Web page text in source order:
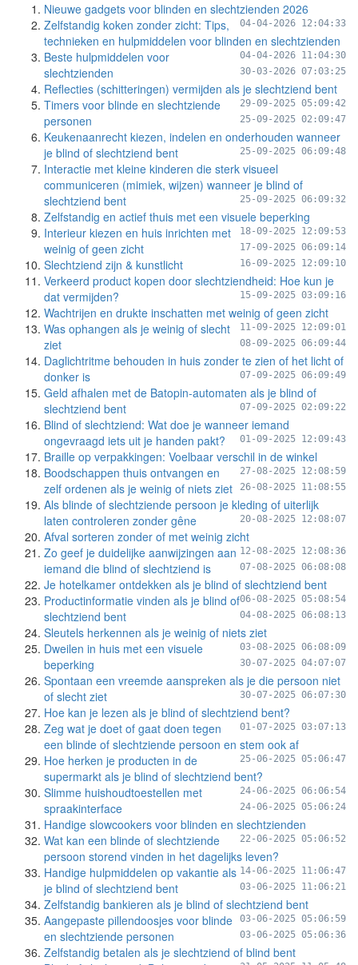
Nieuwe gadgets voor blinden en slechtzienden 2026
04-04-2026 12:04:33
Zelfstandig koken zonder zicht: Tips,
technieken en hulpmiddelen voor blinden en slechtzienden
04-04-2026 11:04:30
Beste hulpmiddelen voor
slechtzienden
30-03-2026 07:03:25
Reflecties (schitteringen) vermijden als je slechtziend bent
29-09-2025 05:09:42
Timers voor blinde en slechtziende
personen
25-09-2025 02:09:47
Keukenaanrecht kiezen, indelen en onderhouden wanneer
je blind of slechtziend bent
25-09-2025 06:09:48
Interactie met kleine kinderen die sterk visueel
communiceren (mimiek, wijzen) wanneer je blind of
slechtziend bent
25-09-2025 06:09:32
Zelfstandig en actief thuis met een visuele beperking
18-09-2025 12:09:53
Interieur kiezen en huis inrichten met
weinig of geen zicht
17-09-2025 06:09:14
Slechtziend zijn & kunstlicht 16-09-2025 12:09:10
Verkeerd product kopen door slechtziendheid: Hoe kun je
dat vermijden?
15-09-2025 03:09:16
Wachtrijen en drukte inschatten met weinig of geen zicht
11-09-2025 12:09:01
Was ophangen als je weinig of slecht
ziet
08-09-2025 06:09:44
Daglichtritme behouden in huis zonder te zien of het licht of
donker is
07-09-2025 06:09:49
Geld afhalen met de Batopin-automaten als je blind of
slechtziend bent
07-09-2025 02:09:22
Blind of slechtziend: Wat doe je wanneer iemand
ongevraagd iets uit je handen pakt?
01-09-2025 12:09:43
Braille op verpakkingen: Voelbaar verschil in de winkel
27-08-2025 12:08:59
Boodschappen thuis ontvangen en
zelf ordenen als je weinig of niets ziet
26-08-2025 11:08:55
Als blinde of slechtziende persoon je kleding of uiterlijk
laten controleren zonder gêne
20-08-2025 12:08:07
Afval sorteren zonder of met weinig zicht
12-08-2025 12:08:36
Zo geef je duidelijke aanwijzingen aan
iemand die blind of slechtziend is
07-08-2025 06:08:08
Je hotelkamer ontdekken als je blind of slechtziend bent
06-08-2025 05:08:54
Productinformatie vinden als je blind of
slechtziend bent
04-08-2025 06:08:13
Sleutels herkennen als je weinig of niets ziet
03-08-2025 06:08:09
Dweilen in huis met een visuele
beperking
30-07-2025 04:07:07
Spontaan een vreemde aanspreken als je die persoon niet
of slecht ziet
30-07-2025 06:07:30
Hoe kan je lezen als je blind of slechtziend bent?
01-07-2025 03:07:13
Zeg wat je doet of gaat doen tegen
een blinde of slechtziende persoon en stem ook af
25-06-2025 05:06:47
Hoe herken je producten in de
supermarkt als je blind of slechtziend bent?
24-06-2025 06:06:54
Slimme huishoudtoestellen met
spraakinterface
24-06-2025 05:06:24
Handige slowcookers voor blinden en slechtzienden
22-06-2025 05:06:52
Wat kan een blinde of slechtziende
persoon storend vinden in het dagelijks leven?
14-06-2025 11:06:47
Handige hulpmiddelen op vakantie als
je blind of slechtziend bent
03-06-2025 11:06:21
Zelfstandig bankieren als je blind of slechtziend bent
03-06-2025 05:06:59
Aangepaste pillendoosjes voor blinde
en slechtziende personen
03-06-2025 05:06:36
Zelfstandig betalen als je slechtziend of blind bent